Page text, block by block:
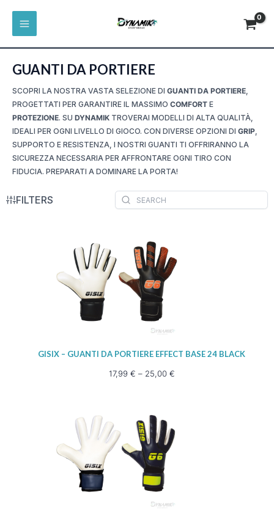
VAI MAIN
MENU
GUANTI DA PORTIERE
SCOPRI LA NOSTRA VASTA SELEZIONE DI GUANTI DA PORTIERE,
PROGETTATI PER GARANTIRE IL MASSIMO COMFORT E
PROTEZIONE. SU DYNAMIK TROVERAI MODELLI DI ALTA QUALITÀ,
IDEALI PER OGNI LIVELLO DI GIOCO. CON DIVERSE OPZIONI DI GRIP,
SUPPORTO E RESISTENZA, I NOSTRI GUANTI TI OFFRIRANNO LA
SICUREZZA NECESSARIA PER AFFRONTARE OGNI TIRO CON
FIDUCIA. PREPARATI A DOMINARE LA PORTA!
FILTERS
GISIX – GUANTI DA PORTIERE EFFECT BASE 24 BLACK
17,99 € – 25,00 €